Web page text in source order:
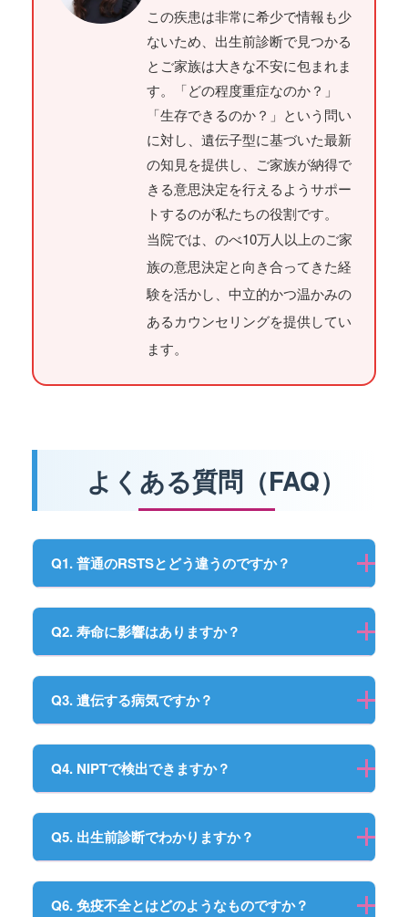
この疾患は非常に希少で情報も少
ないため、出生前診断で見つかる
とご家族は大きな不安に包まれま
す。「どの程度重症なのか？」
「生存できるのか？」という問い
に対し、遺伝子型に基づいた最新
の知見を提供し、ご家族が納得で
きる意思決定を行えるようサポー
トするのが私たちの役割です。
当院では、のべ10万人以上のご家
族の意思決定と向き合ってきた経
験を活かし、中立的かつ温かみの
あるカウンセリングを提供してい
ます。
よくある質問（FAQ）
Q1. 普通のRSTSとどう違うのですか？
Q2. 寿命に影響はありますか？
Q3. 遺伝する病気ですか？
Q4. NIPTで検出できますか？
Q5. 出生前診断でわかりますか？
Q6. 免疫不全とはどのようなものですか？